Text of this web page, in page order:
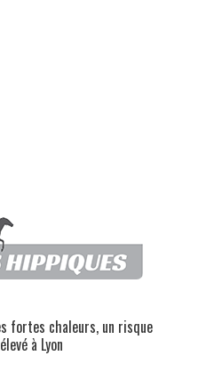
fortes chaleurs, un risque
à Lyon